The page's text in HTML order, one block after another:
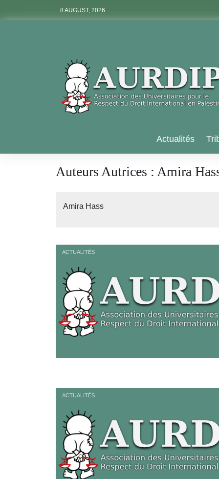
8 AUGUST, 2026
Aurdip
Actualités
Auteurs Autrices : Amira
Amira Hass
ACTUALITÉS
ACTUALITÉS